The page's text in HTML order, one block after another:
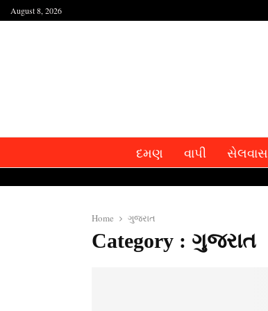
August 8, 2026
દમણ વાપી સેલવાસ
Home ગુજરાત
Category : ગુજરાત